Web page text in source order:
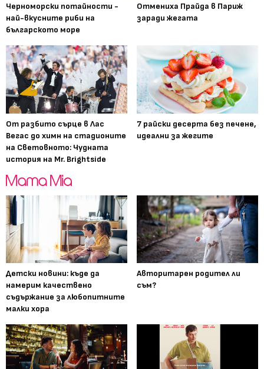
Черноморски потайности -
най-вкусните риби на
българското море
Отмениха Прайда в Париж
заради жегата
От разбито сърце в Лас
Вегас до химн на стадионите
на Световното: Чудната
история на Mr. Brightside
7 райски десерта без печене,
идеални за жегите
Детски новини: къде да
намерим качествено
съдържание за любопитните
малки хора
Авторитарен родител ли
съм?